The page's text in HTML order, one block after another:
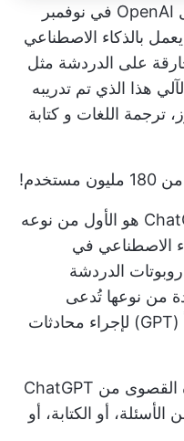
تم إطلاقه من قِبل OpenAI في نوفمبر
بالذكاء الاصطناعي
على الدردشة مثل
هذا الذي تم تدريبه
ترجمة اللغات و كتابة
عند ظهوره لأول مرة، كان ChatGPT هو الأول من نوعه
الاصطناعي في
الدردشة
من نوعها تُدعى
المحول التوليدي المُدرَّب مسبقاً (GPT) لإجراء محادثات
يتيح ذلك للمستخدمين الاستفادة القصوى من ChatGPT
أو الكتابة، أو